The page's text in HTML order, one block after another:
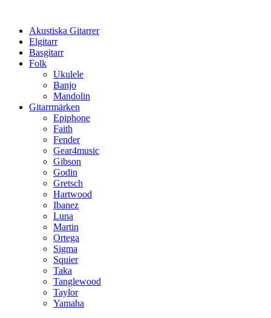
innehållAkustiska Gitarrer
Elgitarr
Basgitarr
Folk
Ukulele
Banjo
Mandolin
Gitarrmärken
Epiphone
Faith
Fender
Gear4music
Gibson
Godin
Gretsch
Hartwood
Ibanez
Luna
Martin
Ortega
Sigma
Squier
Taka
Tanglewood
Taylor
Yamaha